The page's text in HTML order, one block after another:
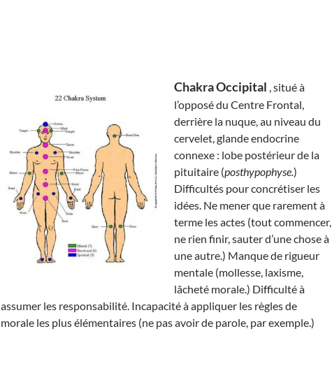
Chakra Occipital , situé à
l’opposé du Centre Frontal,
derrière la nuque, au niveau du
cervelet, glande endocrine
connexe : lobe postérieur de la
pituitaire (posthypophyse.)
Difficultés pour concrétiser les
idées. Ne mener que rarement à
terme les actes (tout commencer,
ne rien finir, sauter d’une chose à
une autre.) Manque de rigueur
mentale (mollesse, laxisme,
lâcheté morale.) Difficulté à
assumer les responsabilité. Incapacité à appliquer les règles de
morale les plus élémentaires (ne pas avoir de parole, par exemple.)